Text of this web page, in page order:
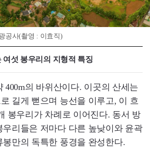
공사(촬영 : 이효직)
여섯 봉우리의 지형적 특징
400m의 바위산이다. 이곳의 산세는
길게 뻗으며 능선을 이루고, 이 흐
봉우리가 차례로 이어진다. 동서 방
우리들은 저마다 다른 높낮이와 윤곽
봉만의 독특한 풍경을 완성한다.